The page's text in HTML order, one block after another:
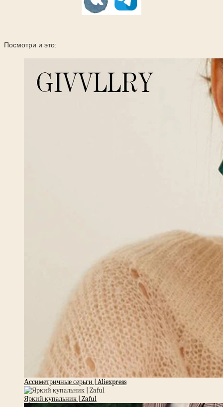
Посмотри и это:
Ассиметричные серьги | Aliexpress
Яркий купальник | Zaful